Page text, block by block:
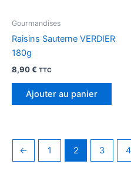
Gourmandises
Raisins Sauterne VERDIER
180g
8,90€ TTC
Ajouter au panier
← 1 2 3 4